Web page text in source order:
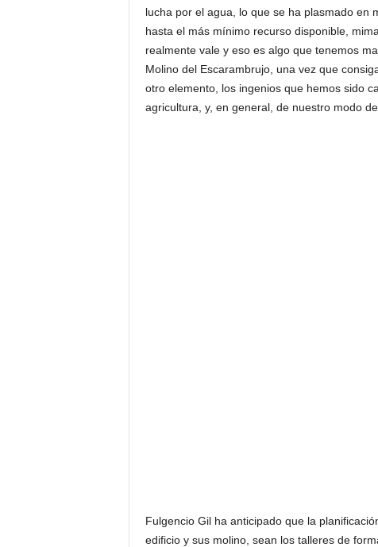
lucha por el agua, lo que se ha plasmado en
hasta el más mínimo recurso disponible,
realmente vale y eso es algo que tenemos
Molino del Escarambrujo, una vez que
otro elemento, los ingenios que hemos sido
agricultura, y, en general, de nuestro modo de
Fulgencio Gil ha anticipado que la
edificio y sus molino, sean los talleres de